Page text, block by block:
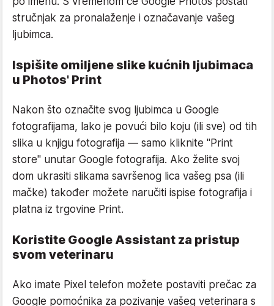
stručnjak za pronalaženje i označavanje vašeg
ljubimca.
Ispišite omiljene slike kućnih ljubimaca
u Photos' Print
Nakon što označite svog ljubimca u Google
fotografijama, lako je povući bilo koju (ili sve) od tih
slika u knjigu fotografija — samo kliknite "Print
store" unutar Google fotografija. Ako želite svoj
dom ukrasiti slikama savršenog lica vašeg psa (ili
mačke) također možete naručiti ispise fotografija i
platna iz trgovine Print.
Koristite Google Assistant za pristup
svom veterinaru
Ako imate Pixel telefon možete postaviti prečac za
Google pomoćnika za pozivanje vašeg veterinara s